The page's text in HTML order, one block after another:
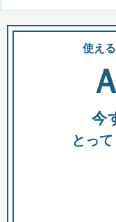
都道府県
全国の検索結
助成
使え
今
とっ